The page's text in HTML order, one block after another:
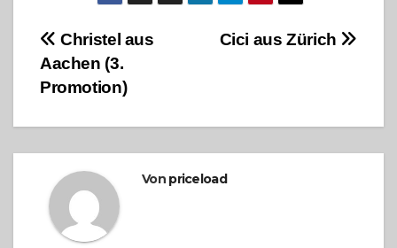
Beitragsnavigation
Cici aus Zürich
Christel aus
Aachen (3.
Promotion)
Von priceload